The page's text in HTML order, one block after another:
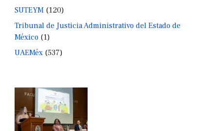
SUTEYM (120)
Tribunal de Justicia Administrativo del Estado de
México (1)
UAEMéx (537)